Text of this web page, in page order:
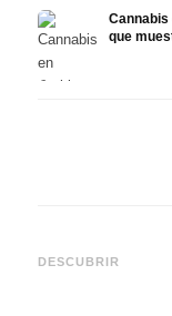
Cannabis
que
DESCUBRIR
automedición y lo